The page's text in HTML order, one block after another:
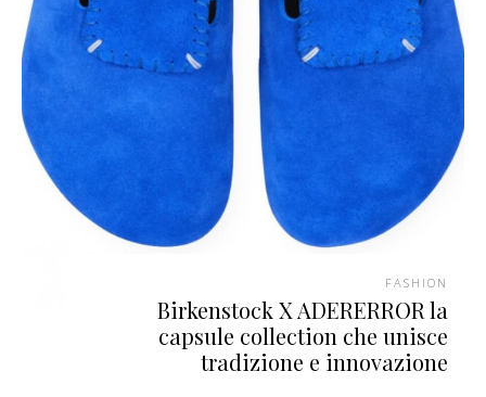
FASHION
Birkenstock X ADERERROR la
capsule collection che unisce
tradizione e innovazione